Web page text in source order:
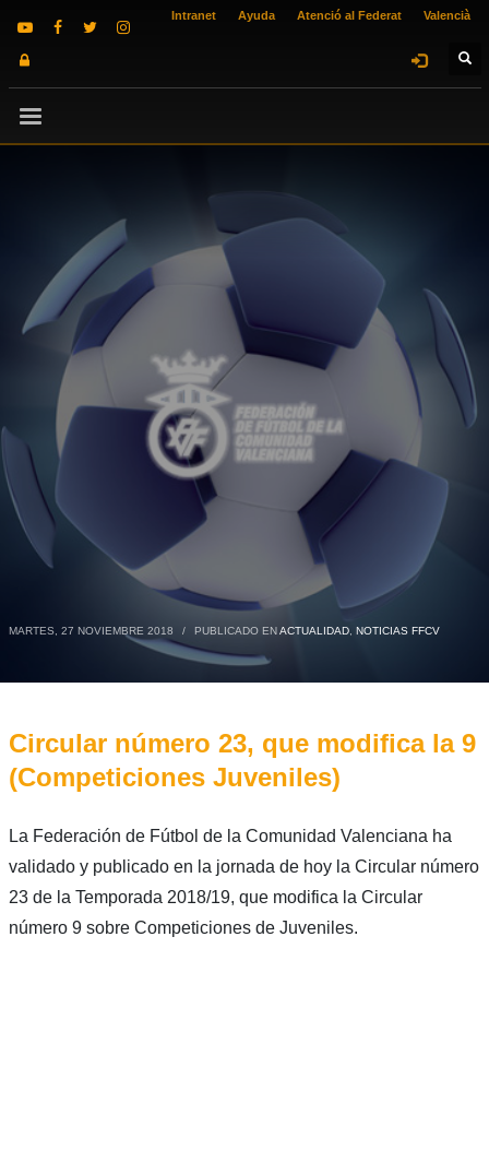
Intranet Ayuda Atenció al Federat Valencià
MARTES, 27 NOVIEMBRE 2018 / PUBLICADO ENACTUALIDAD, NOTICIAS FFCV
Circular número 23, que modifica la 9
(Competiciones Juveniles)
La Federación de Fútbol de la Comunidad Valenciana ha
validado y publicado en la jornada de hoy la Circular número
23 de la Temporada 2018/19, que modifica la Circular
número 9 sobre Competiciones de Juveniles.